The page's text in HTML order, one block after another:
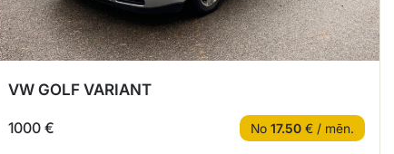
VW GOLF VARIANT
1000 € No 17.50 € / mēn.